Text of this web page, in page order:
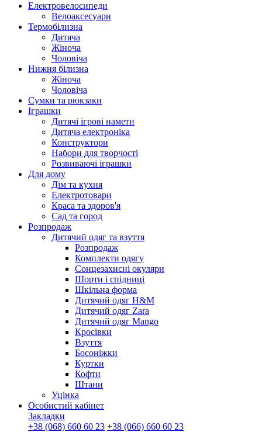
Електровелосипеди
Велоаксесуари
Термобілизна
Дитяча
Жіноча
Чоловіча
Нижня білизна
Жіноча
Чоловіча
Сумки та рюкзаки
Іграшки
Дитячі ігрові намети
Дитяча електроніка
Конструктори
Набори для творчості
Розвиваючі іграшки
Для дому
Дім та кухня
Електротовари
Краса та здоров'я
Сад та город
Розпродаж
Дитячий одяг та взуття
Розпродаж
Комплекти одягу
Сонцезахисні окуляри
Шорти і спідниці
Шкільна форма
Дитячий одяг H&M
Дитячий одяг Zara
Дитячий одяг Mango
Кросівки
Взуття
Босоніжки
Куртки
Кофти
Штани
Уцінка
Особистий кабінет
Закладки
+38 (068) 660 60 23 +38 (066) 660 60 23